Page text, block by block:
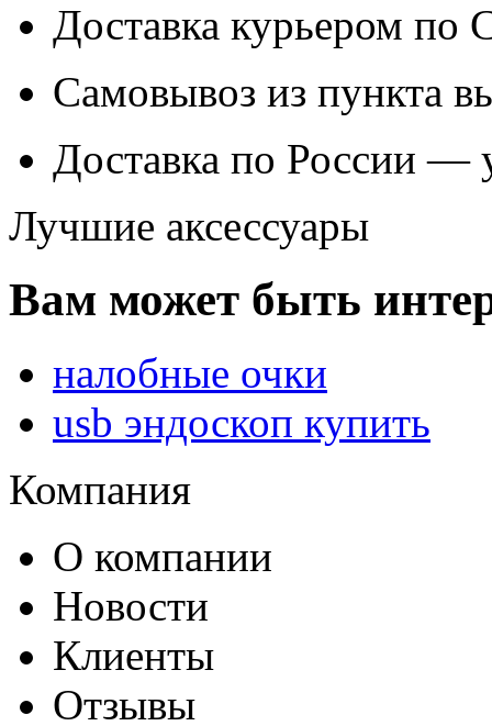
Доставка курьером
Самовывоз из пункта
Доставка по России —
Лучшие аксессуары
Вам может быть
налобные очки
usb эндоскоп купить
Компания
О компании
Новости
Клиенты
Отзывы